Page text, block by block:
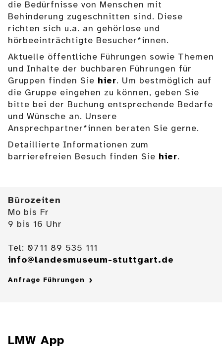
die Bedürfnisse von Menschen mit
Behinderung zugeschnitten sind. Diese
richten sich u.a. an gehörlose und
hörbeeinträchtigte Besucher*innen.
Aktuelle öffentliche Führungen sowie Themen
und Inhalte der buchbaren Führungen für
Gruppen finden Sie hier. Um bestmöglich auf
die Gruppe eingehen zu können, geben Sie
bitte bei der Buchung entsprechende Bedarfe
und Wünsche an. Unsere
Ansprechpartner*innen beraten Sie gerne.
Detaillierte Informationen zum
barrierefreien Besuch finden Sie hier.
Bürozeiten
Mo bis Fr
9 bis 16 Uhr
Tel: 0711 89 535 111
info@landesmuseum-stuttgart.de
Anfrage Führungen
LMW App